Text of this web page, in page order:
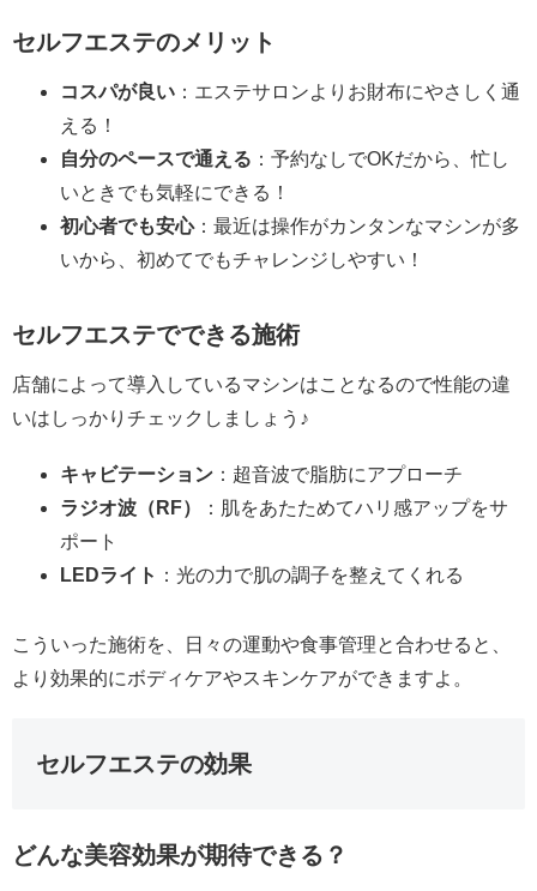
セルフエステのメリット
コスパが良い ：エステサロンよりお財布にやさしく通
える！
自分のペースで通える ：予約なしでOKだから、忙し
いときでも気軽にできる！
初心者でも安心：最近は操作がカンタンなマシンが多
いから、初めてでもチャレンジしやすい！
セルフエステでできる施術
店舗によって導入しているマシンはことなるので性能の違
いはしっかりチェックしましょう♪
キャビテーション ：超音波で脂肪にアプローチ
ラジオ波（RF）
：肌をあたためてハリ感アップをサ
ポート
LEDライト ：光の力で肌の調子を整えてくれる
こういった施術を、日々の運動や食事管理と合わせると、
より効果的にボディケアやスキンケアができますよ。
セルフエステの効果
どんな美容効果が期待できる？